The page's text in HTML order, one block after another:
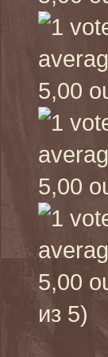
из 5)